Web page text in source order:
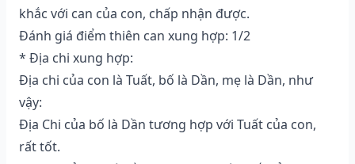
khắc với can của con, chấp nhận được.
Đánh giá điểm thiên can xung hợp: 1/2
* Địa chi xung hợp:
Địa chi của con là Tuất, bố là Dần, mẹ là Dần, như
vậy:
Địa Chi của bố là Dần tương hợp với Tuất của con,
rất tốt.